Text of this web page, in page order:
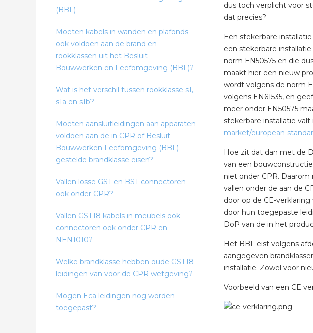
dus toch verplicht voor
dat precies?
Een stekerbare
een stekerbare
norm EN50575 en die
maakt hier een nieuw
wordt volgens de norm
volgens EN61535, en
meer onder EN50575
stekerbare installatie
market/european-
Hoe zit dat dan met de
van een
niet onder CPR.
vallen onder de aan de
door op de CE-
door hun toegepaste
DoP van de in het
Het BBL eist volgens
aangegeven
installatie. Zowel voor
Voorbeeld van een CE
(BBL)
Moeten kabels in wanden en plafonds
ook voldoen aan de brand en
rookklassen uit het Besluit
Bouwwerken en Leefomgeving (BBL)?
Wat is het verschil tussen rookklasse s1,
s1a en s1b?
Moeten aansluitleidingen aan apparaten
voldoen aan de in CPR of Besluit
Bouwwerken Leefomgeving (BBL)
gestelde brandklasse eisen?
Vallen losse GST en BST connectoren
ook onder CPR?
Vallen GST18 kabels in meubels ook
connectoren ook onder CPR en
NEN1010?
Welke brandklasse hebben oude GST18
leidingen van voor de CPR wetgeving?
Mogen Eca leidingen nog worden
toegepast?